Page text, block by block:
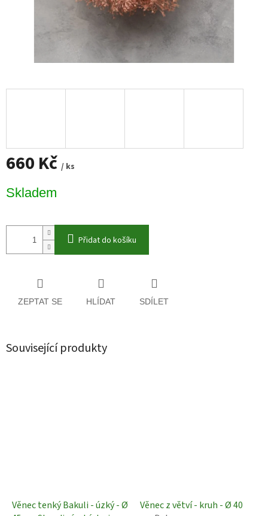
660 Kč / ks
cena:
Skladem
Přidat do košíku
ZEPTAT SE HLÍDAT SDÍLET
Související produkty
Věnec tenký Bakuli - úzký - Ø
Věnec z větví - kruh - Ø 40